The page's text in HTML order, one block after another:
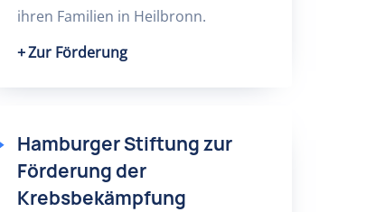
ihren Familien in Heilbronn.
Zur Förderung
Hamburger Stiftung zur
Förderung der
Krebsbekämpfung